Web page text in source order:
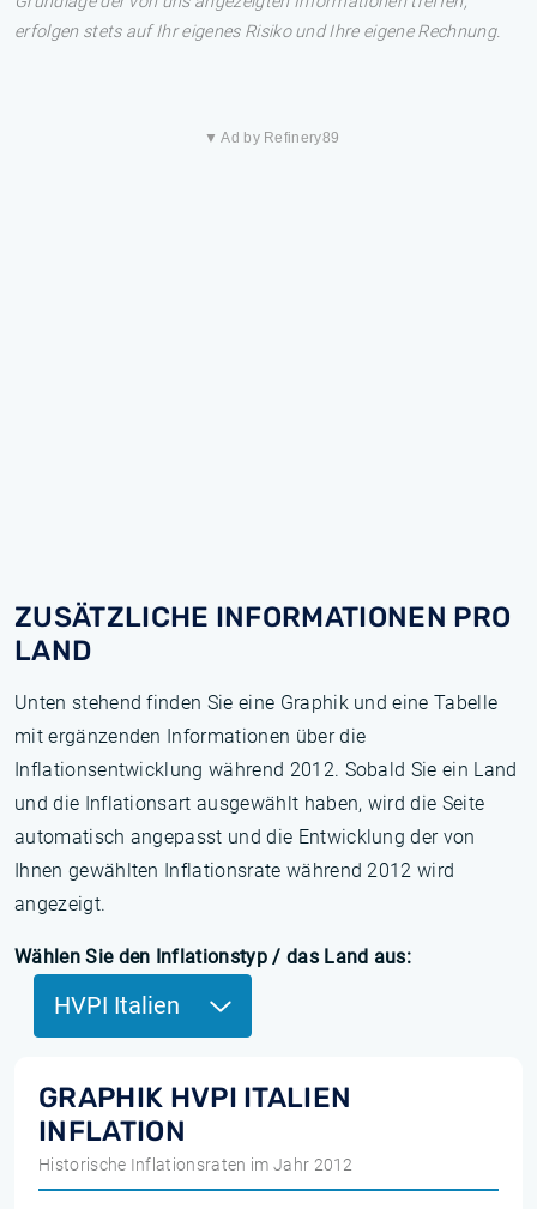
erfolgen stets auf Ihr eigenes Risiko und Ihre eigene Rechnung.
▼ Ad by Refinery89
ZUSÄTZLICHE INFORMATIONEN PRO
LAND
Unten stehend finden Sie eine Graphik und eine Tabelle
mit ergänzenden Informationen über die
Inflationsentwicklung während 2012. Sobald Sie ein Land
und die Inflationsart ausgewählt haben, wird die Seite
automatisch angepasst und die Entwicklung der von
Ihnen gewählten Inflationsrate während 2012 wird
angezeigt.
Wählen Sie den Inflationstyp / das Land aus:
HVPI Italien
GRAPHIK HVPI ITALIEN
INFLATION
Historische Inflationsraten im Jahr 2012